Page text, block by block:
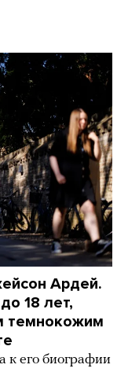
Ардей.
18 лет,
темнокожим
к его биографии